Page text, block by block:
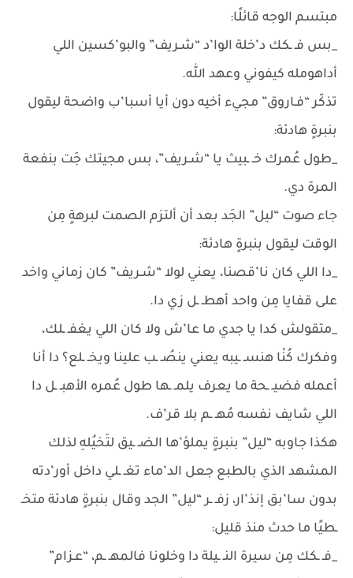
مبتسم الوجه قائلًا:
_بس فـ ـكك د’خلة الوا’د “شـريف” والبو’كسين اللي
أداهومله كيفوني وعهد الله.
تذكّر “فـاروق” مجيء أخيه دون أيا أسبا’ب واضحة ليقول
بنبرةٍ هادئة:
_طول عُمرك خـ ـبيث يا “شـريف”، بس مجيتك جَت بنفعة
المرة دي.
جاء صوت “ليل” الجَد بعد أن ألتزم الصمت لبرهةٍ مِن
الوقت ليقول بنبرةٍ هادئة:
_دا اللي كان نا’قصنا، يعني لولا “شـريف” كان زماني واخد
على قفايا مِن واحد أهطـ ـل زي دا.
_متقولش كدا يا جدي ما عا’ش ولا كان اللي يغفـ ـلك،
وفكرك كُنْا هنسـ ـيبه يعني ينصُـ ـب علينا ويخـ ـلع؟ دا أنا
أعمله فضيـ ـحة ما يعرف يلمـ ـها طول عُمره الأهبـ ـل دا
اللي شايف نفسه مُهـ ـم بلا قر’ف.
هكذا جاوبه “ليل” بنبرةٍ يملؤ’ها الضـ ـيق لتَخيُلهِ لذلك
المشهد الذي بالطبع جعل الد’ماء تغـ ـلي داخل أور’دته
بدون سا’بق إنذ’ار، زفـ ـر “ليل” الجد وقال بنبرةٍ هادئة متخـ
ـطيًا ما حدث منذ قليل:
_فـ ـكك مِن سيرة النـ ـيلة دا وخلونا فالمهـ ـم، “عـزام”